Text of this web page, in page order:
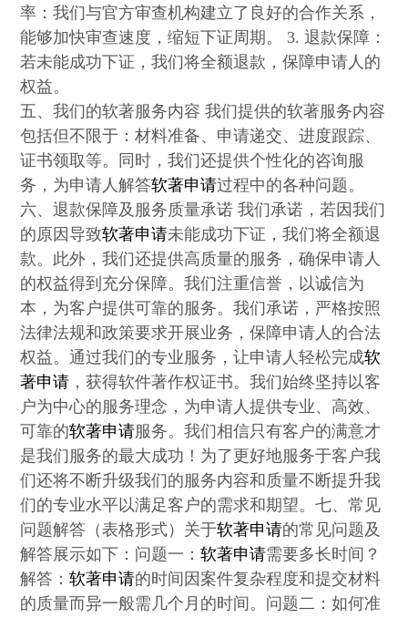
率：我们与官方审查机构建立了良好的合作关系，
能够加快审查速度，缩短下证周期。 3. 退款保障：
若未能成功下证，我们将全额退款，保障申请人的
权益。
五、我们的软著服务内容 我们提供的软著服务内容
包括但不限于：材料准备、申请递交、进度跟踪、
证书领取等。同时，我们还提供个性化的咨询服
务，为申请人解答软著申请过程中的各种问题。
六、退款保障及服务质量承诺 我们承诺，若因我们
的原因导致软著申请未能成功下证，我们将全额退
款。此外，我们还提供高质量的服务，确保申请人
的权益得到充分保障。我们注重信誉，以诚信为
本，为客户提供可靠的服务。我们承诺，严格按照
法律法规和政策要求开展业务，保障申请人的合法
权益。通过我们的专业服务，让申请人轻松完成软
著申请 ，获得软件著作权证书。我们始终坚持以客
户为中心的服务理念，为申请人提供专业、高效、
可靠的软著申请服务。我们相信只有客户的满意才
是我们服务的最大成功！为了更好地服务于客户我
们还将不断升级我们的服务内容和质量不断提升我
们的专业水平以满足客户的需求和期望。七、常见
问题解答（表格形式）关于软著申请的常见问题及
解答展示如下：问题一：软著申请需要多长时间？
解答：软著申请的时间因案件复杂程度和提交材料
的质量而异一般需几个月的时间。问题二：如何准